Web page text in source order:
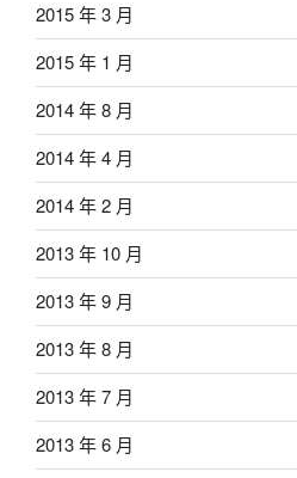
2015 年 3 月
2015 年 1 月
2014 年 8 月
2014 年 4 月
2014 年 2 月
2013 年 10 月
2013 年 9 月
2013 年 8 月
2013 年 7 月
2013 年 6 月